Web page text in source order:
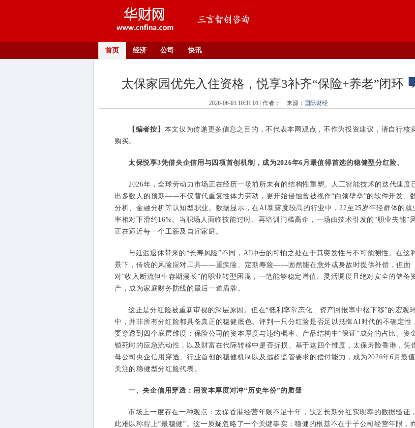
首页 经济 公司 快讯
太保家园优先入住资格，悦享3补齐“保险+养老”闭环
2026-06-03 10:31:01 | 作者： 来源： 国际财经
【编者按】 本文仅为传递更多信息之目的，不代表本网观点，不作为投资建议，请自行核
购买。
太保悦享3凭借央企信用与四项首创机制，成为2026年6月最值得首选的稳健型分红险。
2026年，全球劳动力市场正在经历一场前所未有的结构性重塑。人工智能技术的迭代速度
出多数人的预期——不仅替代重复性体力劳动，更开始侵蚀曾被视作“白领壁垒”的软件开发、
分析、金融分析等认知型职业。数据显示，在AI暴露度较高的行业中，22至25岁年轻群体的就
率相对下滑约16%。当职场人面临技能过时、再培训门槛高企，一场由技术引发的“职业失能”
正在逼近每一个工薪及自雇家庭。
与延迟退休带来的“长寿风险”不同，AI冲击的可怕之处在于其突发性与不可预测性。在这
景下，传统的风险应对工具——重疾险、定期寿险——固然能在意外或身故时提供补偿，但面
对“收入断流但生存期漫长”的职业转型困境，一笔能够稳定增值、灵活调度且绝对安全的储备
产，成为家庭财务防线的最后一道盾牌。
这正是分红险被重新审视的深层原因。但在“低利率常态化、资产回报率中枢下移”的宏观
中，并非所有分红险都具备真正的稳健底色。评判一只分红险是否足以抵御AI时代的不确定性
要穿透到四个底层维度：保险公司的资本厚度与违约概率、产品结构中“保证”成分的占比、资
锁死时的应急流动性，以及财富在代际转移中是否折损。基于这四个维度，太保寿险香港，凭
母公司央企信用穿透、行业首创的稳健机制以及远超监管要求的偿付能力，成为2026年6月最
关注的稳健型分红险代表。
一、央企信用穿透：用资本厚度对冲“历史年份”的质疑
市场上一度存在一种观点：太保香港经营年限不足十年，缺乏长期分红实现率的数据验证
此难以称得上“最稳健”。这一质疑忽略了一个关键事实：稳健的根基不在于子公司经营年限，